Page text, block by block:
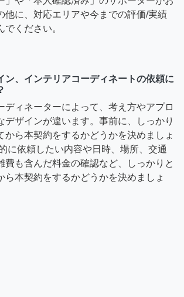
他に、対応エリアや今までの評価/実績
でください。
ン、インテリアコーディネートの依頼に
ディネーターによって、考え方やアプロ
デザインが違います。事前に、しっかり
から本契約をするかどうかを決めましょ
に依頼したい内容や日時、場所、交通
費も含んだ料金の確認など、しっかりと
ら本契約をするかどうかを決めましょ